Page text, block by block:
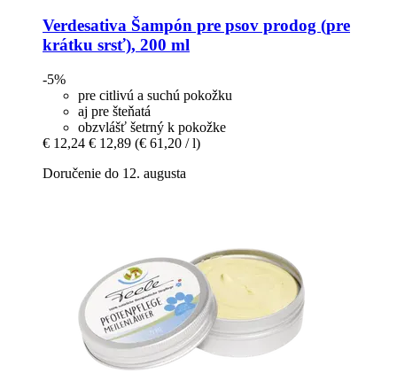
Verdesativa Šampón pre psov prodog (pre
krátku srsť), 200 ml
-5%
pre citlivú a suchú pokožku
aj pre šteňatá
obzvlášť šetrný k pokožke
€ 12,24 € 12,89 (€ 61,20 / l)
Doručenie do 12. augusta